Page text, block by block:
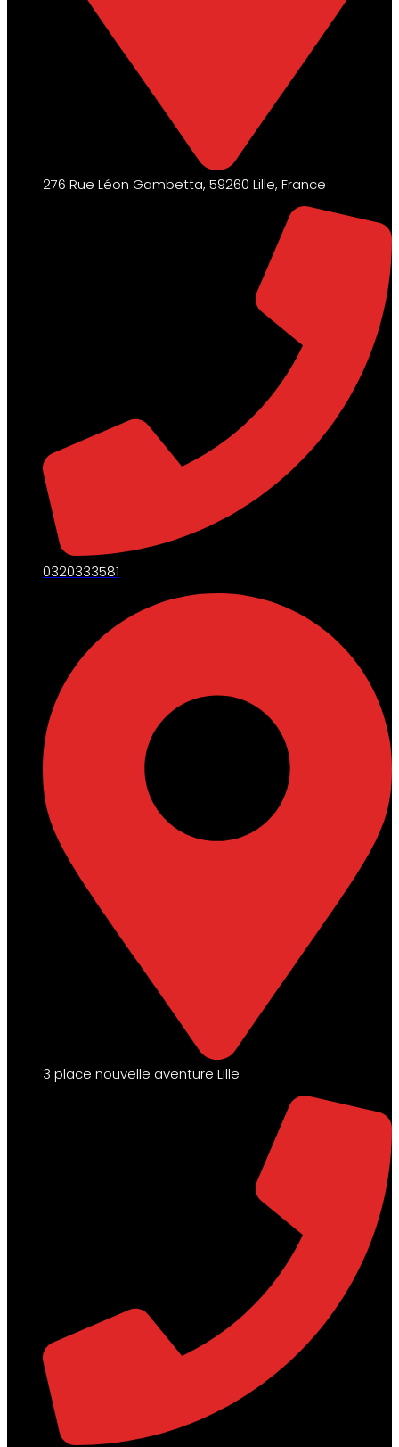
276 Rue Léon Gambetta, 59260 Lille, France
0320333581
3 place nouvelle aventure Lille